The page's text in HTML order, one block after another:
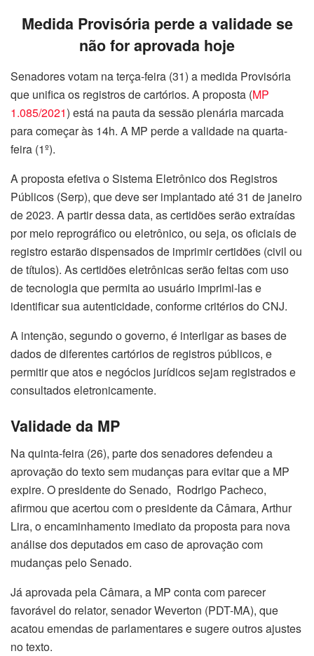
Medida Provisória perde a validade se
não for aprovada hoje
Senadores votam na terça-feira (31) a medida Provisória
que unifica os registros de cartórios. A proposta (MP
1.085/2021) está na pauta da sessão plenária marcada
para começar às 14h. A MP perde a validade na quarta-
feira (1º).
A proposta efetiva o Sistema Eletrônico dos Registros
Públicos (Serp), que deve ser implantado até 31 de janeiro
de 2023. A partir dessa data, as certidões serão extraídas
por meio reprográfico ou eletrônico, ou seja, os oficiais de
registro estarão dispensados de imprimir certidões (civil ou
de títulos). As certidões eletrônicas serão feitas com uso
de tecnologia que permita ao usuário imprimi-las e
identificar sua autenticidade, conforme critérios do CNJ.
A intenção, segundo o governo, é interligar as bases de
dados de diferentes cartórios de registros públicos, e
permitir que atos e negócios jurídicos sejam registrados e
consultados eletronicamente.
Validade da MP
Na quinta-feira (26), parte dos senadores defendeu a
aprovação do texto sem mudanças para evitar que a MP
expire. O presidente do Senado, Rodrigo Pacheco,
afirmou que acertou com o presidente da Câmara, Arthur
Lira, o encaminhamento imediato da proposta para nova
análise dos deputados em caso de aprovação com
mudanças pelo Senado.
Já aprovada pela Câmara, a MP conta com parecer
favorável do relator, senador Weverton (PDT-MA), que
acatou emendas de parlamentares e sugere outros ajustes
no texto.